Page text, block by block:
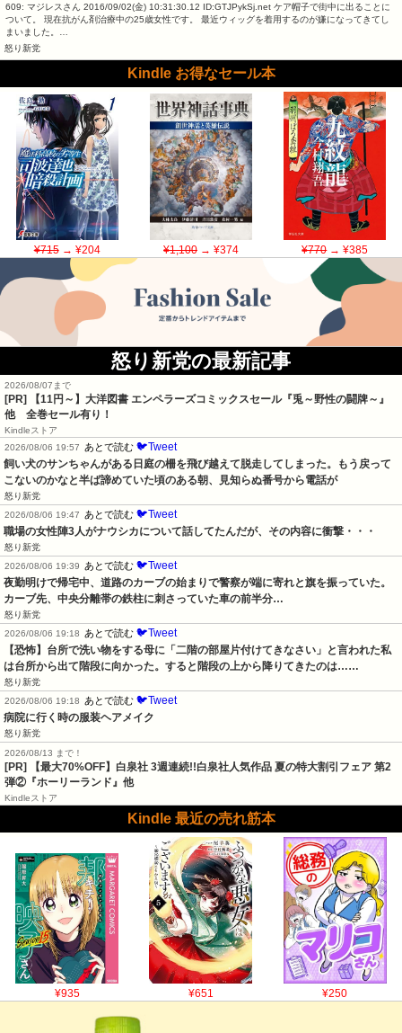
609: マジレスさん 2016/09/02(金) 10:31:30.12 ID:GTJPykSj.net ケア帽子で街中に出ることに
ついて。 現在抗がん剤治療中の25歳女性です。 最近ウィッグを着用するのが嫌になってきてし
まいました。…
怒り新党
Kindle お得なセール本
¥715→ ¥204 ¥1,100→ ¥374 ¥770→ ¥385
怒り新党の最新記事
2026/08/07まで
[PR]
【11円～】大洋図書 エンペラーズコミックスセール『兎～野性の闘牌～』
他 全巻セール有り！
Kindleストア
2026/08/06 19:57
あとで読む 🐦Tweet
飼い犬のサンちゃんがある日庭の柵を飛び越えて脱走してしまった。もう戻って
こないのかなと半ば諦めていた頃のある朝、見知らぬ番号から電話が
怒り新党
2026/08/06 19:47
あとで読む 🐦Tweet
職場の女性陣3人がナウシカについて話してたんだが、その内容に衝撃・・・
怒り新党
2026/08/06 19:39
あとで読む 🐦Tweet
夜勤明けで帰宅中、道路のカーブの始まりで警察が端に寄れと旗を振っていた。
カーブ先、中央分離帯の鉄柱に刺さっていた車の前半分…
怒り新党
2026/08/06 19:18
あとで読む 🐦Tweet
【恐怖】台所で洗い物をする母に「二階の部屋片付けてきなさい」と言われた私
は台所から出て階段に向かった。すると階段の上から降りてきたのは……
怒り新党
2026/08/06 19:18
あとで読む 🐦Tweet
病院に行く時の服装ヘアメイク
怒り新党
2026/08/13 まで！
[PR] 【最大70%OFF】白泉社 3週連続!!白泉社人気作品 夏の特大割引フェア 第2
弾②『ホーリーランド』他
Kindleストア
Kindle 最近の売れ筋本
¥935 ¥651 ¥250